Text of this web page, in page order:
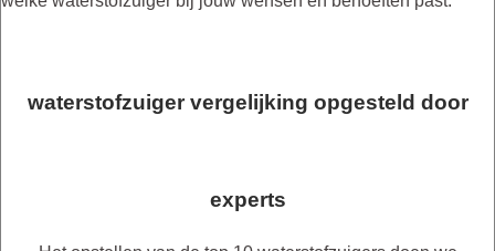
waterstofzuiger vergelijking opgesteld door
experts